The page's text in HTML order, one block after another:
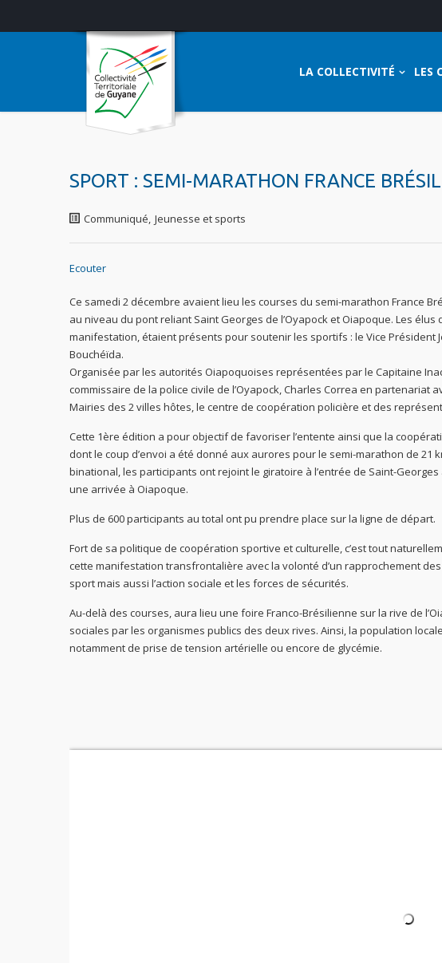
LA COLLECTIVITÉ LES
SPORT : SEMI-MARATHON FRANCE
Communiqué, Jeunesse et sports
Ecouter
Ce samedi 2 décembre avaient lieu les courses du semi-marathon France
au niveau du pont reliant Saint Georges de l’Oyapock et Oiapoque. Les
manifestation, étaient présents pour soutenir les sportifs : le Vice Président
Bouchéïda.
Organisée par les autorités Oiapoquoises représentées par le Capitaine
commissaire de la police civile de l’Oyapock, Charles Correa en partenariat
Mairies des 2 villes hôtes, le centre de coopération policière et des
Cette 1ère édition a pour objectif de favoriser l’entente ainsi que la
dont le coup d’envoi a été donné aux aurores pour le semi-marathon de 21
binational, les participants ont rejoint le giratoire à l’entrée de Saint-
une arrivée à Oiapoque.
Plus de 600 participants au total ont pu prendre place sur la ligne de départ.
Fort de sa politique de coopération sportive et culturelle, c’est tout
cette manifestation transfrontalière avec la volonté d’un rapprochement
sport mais aussi l’action sociale et les forces de sécurités.
Au-delà des courses, aura lieu une foire Franco-Brésilienne sur la rive de
sociales par les organismes publics des deux rives. Ainsi, la population
notamment de prise de tension artérielle ou encore de glycémie.